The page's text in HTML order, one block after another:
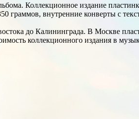
Коллекционное издание
граммов, внутренние конверты с
до Калининграда. В Москве
коллекционного издания в